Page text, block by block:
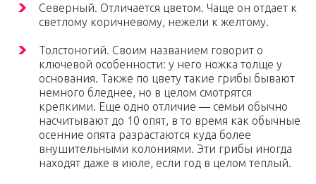
Северный. Отличается цветом. Чаще он отдает к
светлому коричневому, нежели к желтому.
Толстоногий. Своим названием говорит о
ключевой особенности: у него ножка толще у
основания. Также по цвету такие грибы бывают
немного бледнее, но в целом смотрятся
крепкими. Еще одно отличие — семьи обычно
насчитывают до 10 опят, в то время как обычные
осенние опята разрастаются куда более
внушительными колониями. Эти грибы иногда
находят даже в июле, если год в целом теплый.